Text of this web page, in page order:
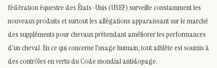
fédération équestre des États-Unis (USEF) surveille constamment les
nouveaux produits et surtout les allégations apparaissant sur le marché
des suppléments pour chevaux prétendant améliorer les performances
d’un cheval. En ce qui concerne l’usage humain, tout athlète est soumis à
des contrôles en vertu du Code mondial antidopage.